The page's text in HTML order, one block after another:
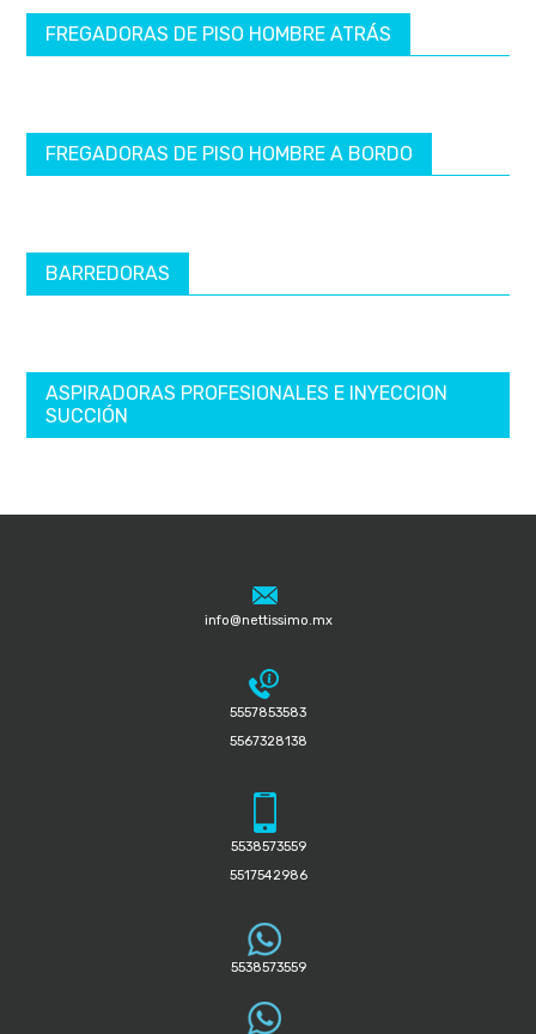
FREGADORAS DE PISO HOMBRE ATRÁS
FREGADORAS DE PISO HOMBRE A BORDO
BARREDORAS
ASPIRADORAS PROFESIONALES E INYECCION
SUCCIÓN
info@nettissimo.mx
5557853583
5567328138
5538573559
5517542986
5538573559